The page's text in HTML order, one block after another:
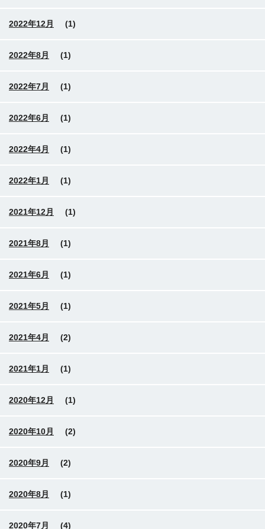
2022年12月 (1)
2022年8月 (1)
2022年7月 (1)
2022年6月 (1)
2022年4月 (1)
2022年1月 (1)
2021年12月 (1)
2021年8月 (1)
2021年6月 (1)
2021年5月 (1)
2021年4月 (2)
2021年1月 (1)
2020年12月 (1)
2020年10月 (2)
2020年9月 (2)
2020年8月 (1)
2020年7月 (4)